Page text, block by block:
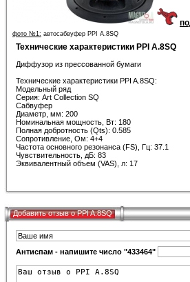
фото №1: автосабвуфер PPI A.8SQ
Технические характеристики PPI A.8SQ
Диффузор из прессованной бумаги
Технические характеристики PPI A.8SQ:
Модельный ряд
Серия: Art Collection SQ
Сабвуфер
Диаметр, мм: 200
Номинальная мощность, Вт: 180
Полная добротность (Qts): 0.585
Сопротивление, Ом: 4+4
Частота основного резонанса (FS), Гц: 37.1
Чувствительность, дБ: 83
Эквивалентный объем (VAS), л: 17
Добавить отзыв о PPI A.8SQ
Антиспам - напишите число "433464"